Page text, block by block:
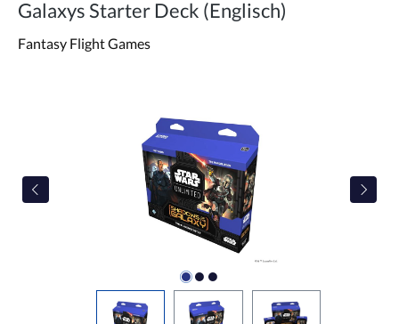
Galaxys Starter Deck (Englisch)
Fantasy Flight Games